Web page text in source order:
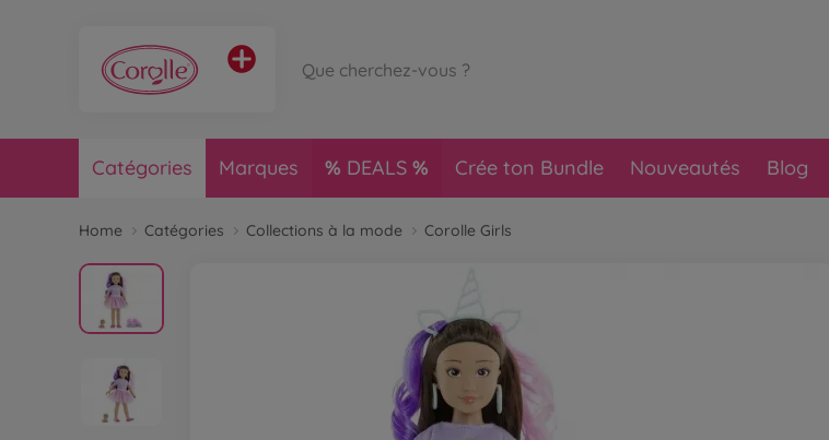
Catégories Marques DEALS Crée ton Bundle Nouveautés Blog
Home Catégories Collections à la mode Corolle Girls